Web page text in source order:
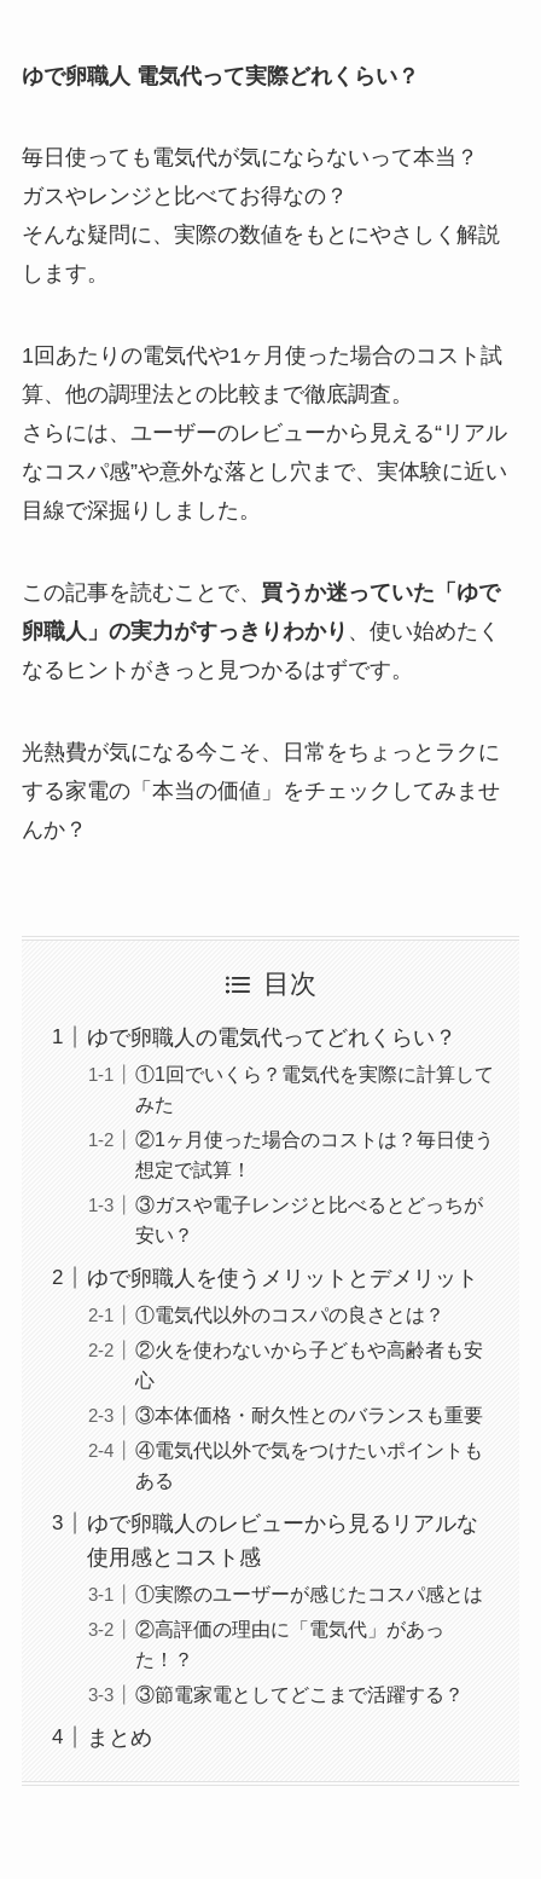
ゆで卵職人 電気代って実際どれくらい？
毎日使っても電気代が気にならないって本当？
ガスやレンジと比べてお得なの？
そんな疑問に、実際の数値をもとにやさしく解説
します。
1回あたりの電気代や1ヶ月使った場合のコスト試
算、他の調理法との比較まで徹底調査。
さらには、ユーザーのレビューから見える“リアル
なコスパ感”や意外な落とし穴まで、実体験に近い
目線で深掘りしました。
この記事を読むことで、 買うか迷っていた「ゆで
卵職人」の実力がすっきりわかり 、使い始めたく
なるヒントがきっと見つかるはずです。
光熱費が気になる今こそ、日常をちょっとラクに
する家電の「本当の価値」をチェックしてみませ
んか？
目次
ゆで卵職人の電気代ってどれくらい？
①1回でいくら？電気代を実際に計算して
みた
②1ヶ月使った場合のコストは？毎日使う
想定で試算！
③ガスや電子レンジと比べるとどっちが
安い？
ゆで卵職人を使うメリットとデメリット
①電気代以外のコスパの良さとは？
②火を使わないから子どもや高齢者も安
心
③本体価格・耐久性とのバランスも重要
④電気代以外で気をつけたいポイントも
ある
ゆで卵職人のレビューから見るリアルな
使用感とコスト感
①実際のユーザーが感じたコスパ感とは
②高評価の理由に「電気代」があっ
た！？
③節電家電としてどこまで活躍する？
まとめ